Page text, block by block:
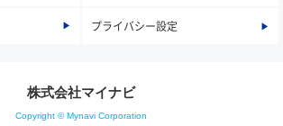
プライバシー設定
株式会社マイナビ
Copyright © Mynavi Corporation